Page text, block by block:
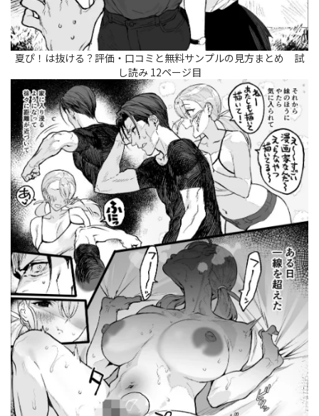
夏ぴ！は抜ける？評価・口コミと無料サンプルの見方まとめ 試
し読み 12ページ目